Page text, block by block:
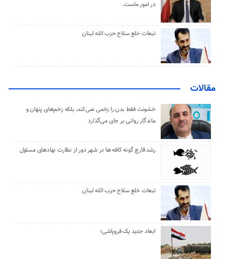
در امور ماست.
تبعات خلع سلاح حزب الله لبنان
مقالات
خشونت فقط بدن را زخمی نمی‌کند، بلکه زخم‌های پنهان و
ماندگار روانی بر جای می‌گذارد
رشد قارچ گونه کافه ها در شهر دور از نظارت نهادهای مسئول
تبعات خلع سلاح حزب الله لبنان
ابعاد جدید یک فروپاشی؛